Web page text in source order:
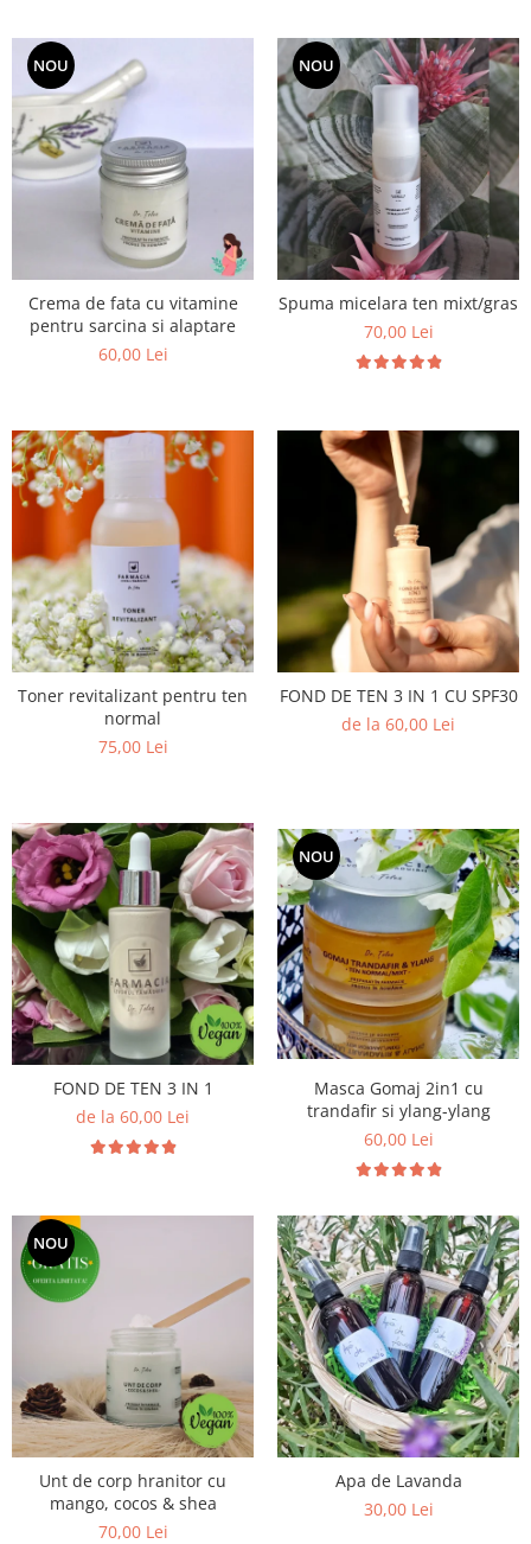
NOU
Crema de fata cu vitamine
pentru sarcina si alaptare
60,00 Lei
NOU
Spuma micelara ten mixt/gras
70,00 Lei
Toner revitalizant pentru ten
normal
75,00 Lei
FOND DE TEN 3 IN 1 CU SPF30
de la 60,00 Lei
FOND DE TEN 3 IN 1
de la 60,00 Lei
NOU
Masca Gomaj 2in1 cu
trandafir si ylang-ylang
60,00 Lei
NOU
Unt de corp hranitor cu
mango, cocos & shea
70,00 Lei
Apa de Lavanda
30,00 Lei